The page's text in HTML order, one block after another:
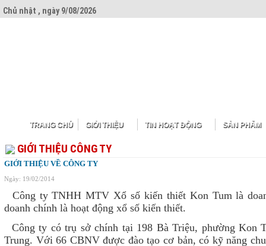
Chủ nhật , ngày 9/08/2026
TRANG CHỦ GIỚI THIỆU TIN HOẠT ĐỘNG SẢN PHẨM
GIỚI THIỆU CÔNG TY
GIỚI THIỆU VỀ CÔNG TY
Ngày: 19/02/2014
Công ty TNHH MTV Xổ số kiến thiết Kon Tum là
doanh chính là hoạt động xổ số kiến thiết.
Công ty có trụ sở chính tại 198 Bà Triệu, phường Kon
Trung. Với 66 CBNV được đào tạo cơ bản, có kỹ năng